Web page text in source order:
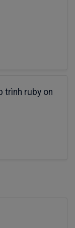
trình ruby on